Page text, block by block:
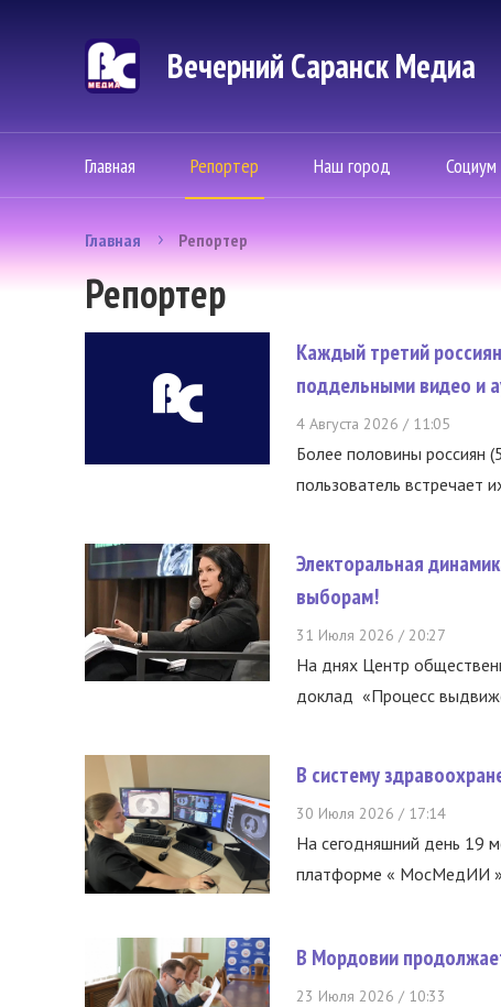
Вечерний Саранск Mедиа
Главная Репортер Наш город Социум
Главная Репортер
Репортер
Каждый третий
поддельными видео и
4 Августа 2026 / 11:05
Более половины россиян
пользователь встречает
Электоральная
выборам!
31 Июля 2026 / 20:27
На днях Центр
доклад «Процесс
В систему
30 Июля 2026 / 17:14
На сегодняшний день 19
платформе « МосМедИИ
В Мордовии
23 Июля 2026 / 10:33